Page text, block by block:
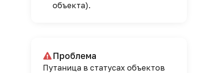
объекта).
Проблема
Путаница в статусах объектов